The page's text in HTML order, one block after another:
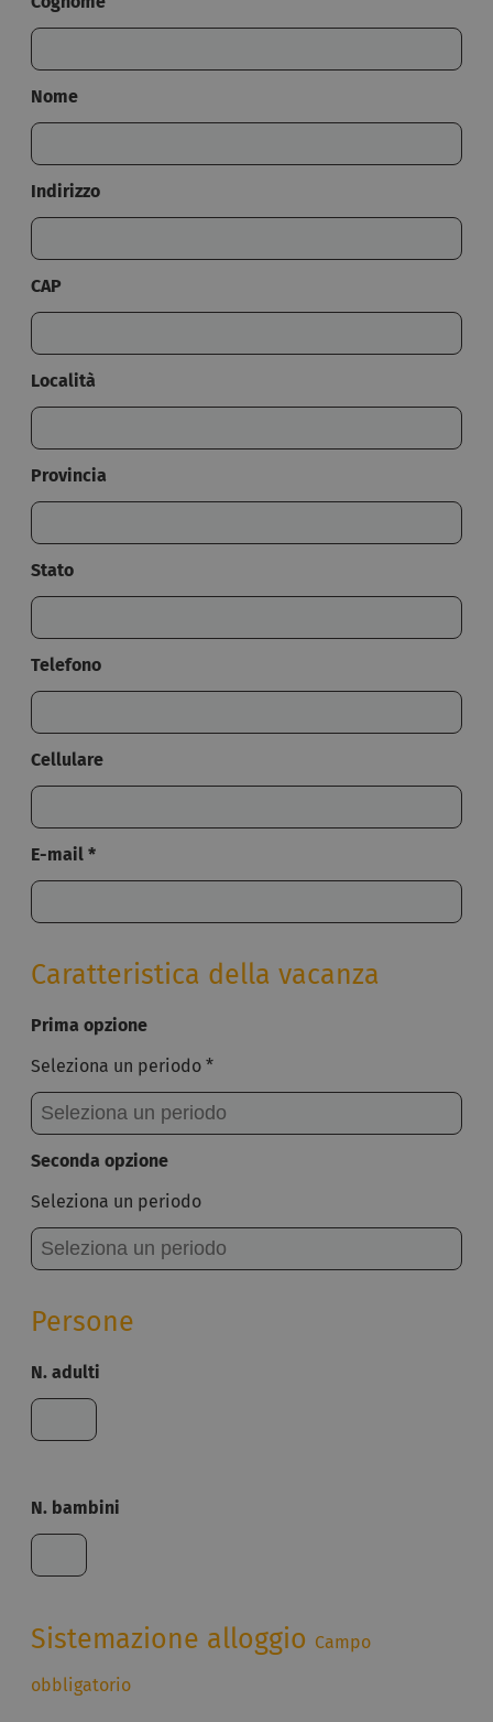
Nome
Indirizzo
CAP
Località
Provincia
Stato
Telefono
Cellulare
E-mail *
Caratteristica della vacanza
Prima opzione
Seleziona un periodo *
Seconda opzione
Seleziona un periodo
Persone
N. adulti
N. bambini
Sistemazione alloggio Campo
obbligatorio